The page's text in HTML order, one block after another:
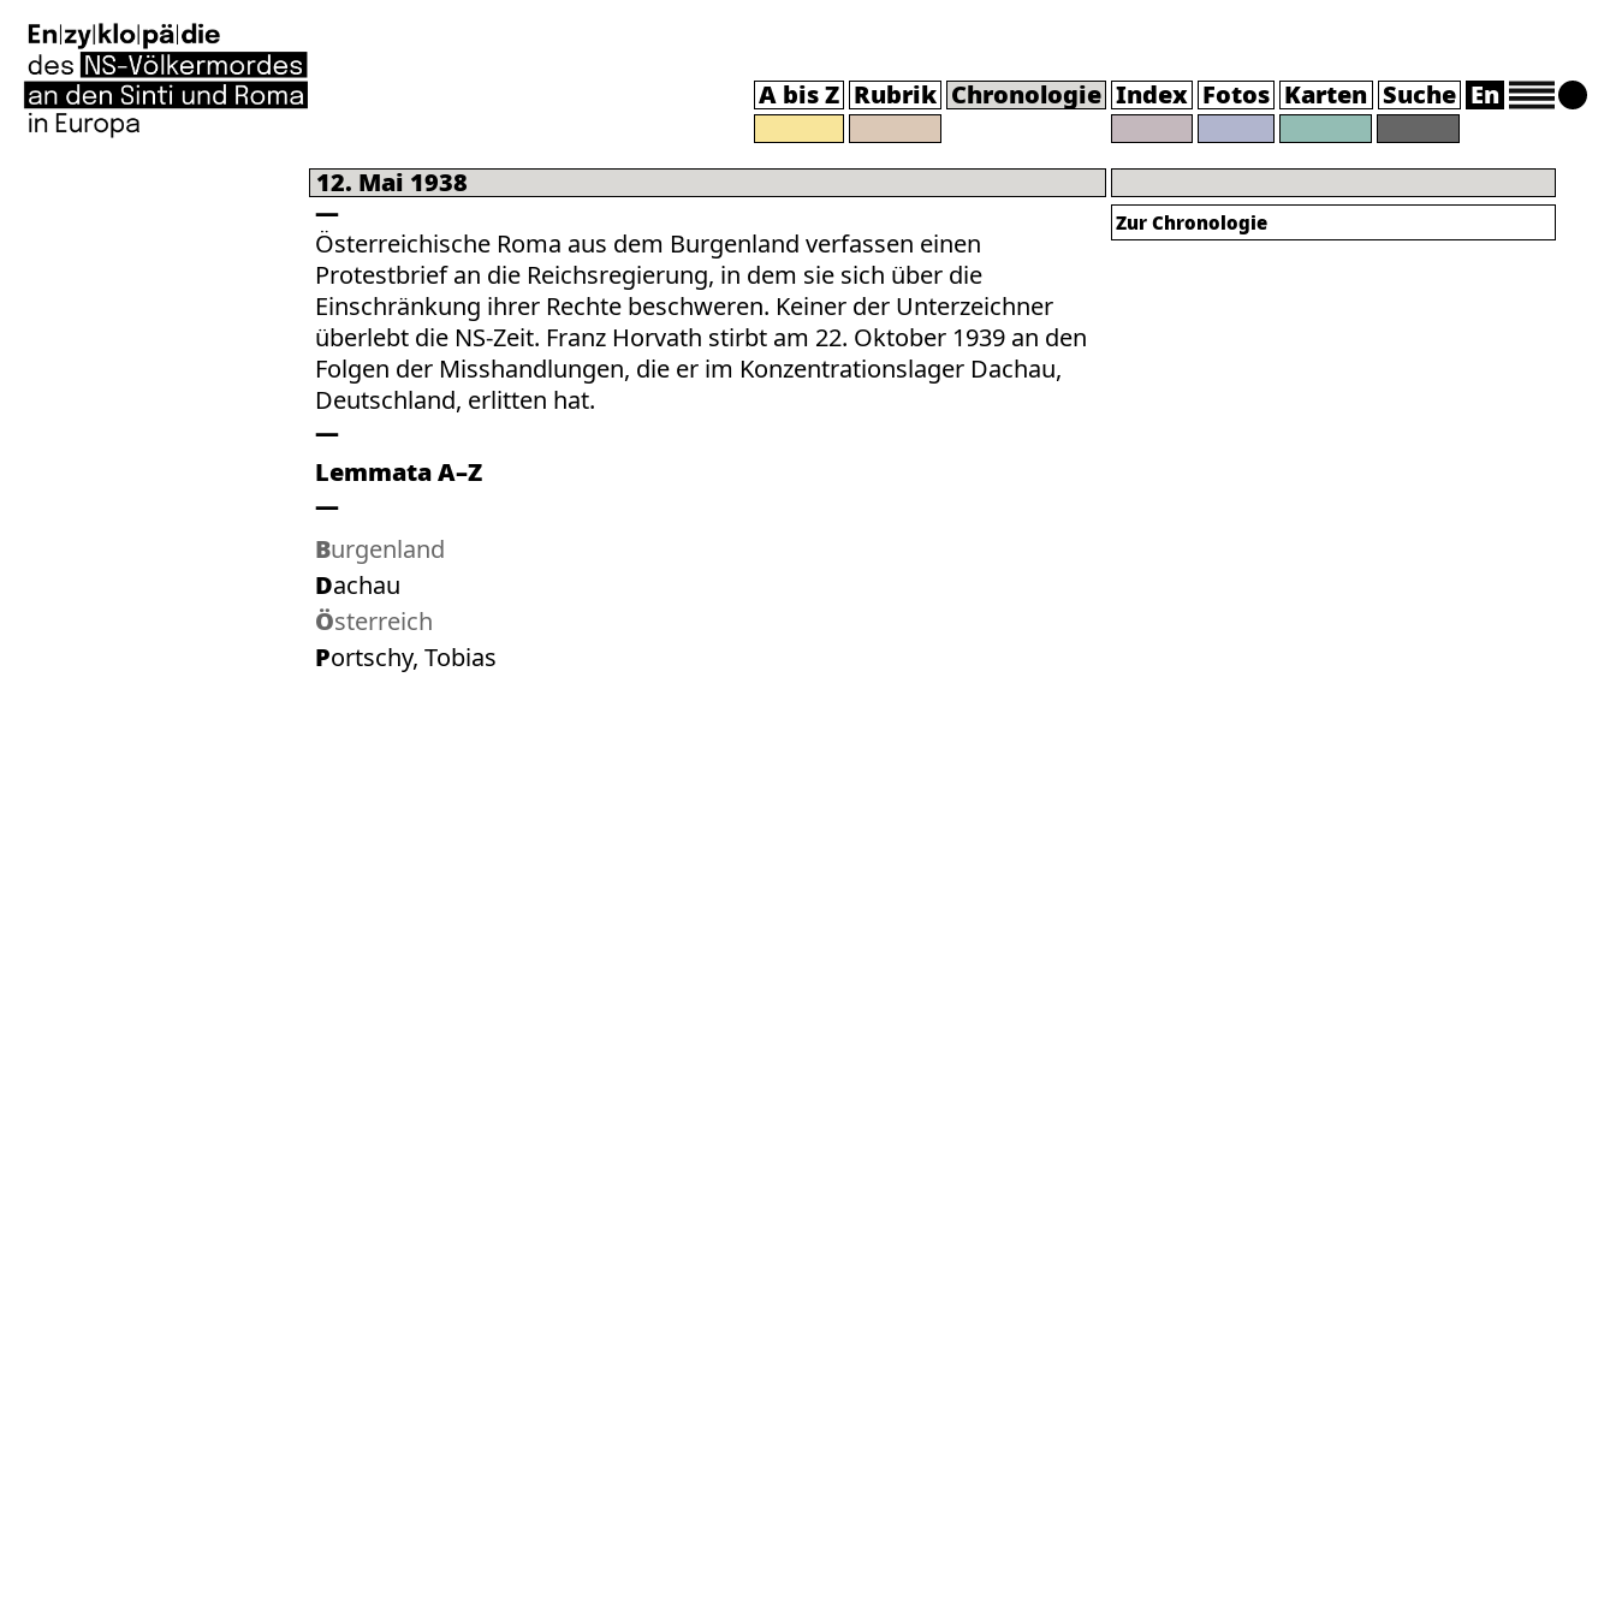
A bis Z Rubrik Chronologie Index Fotos Karten Suche En
12. Mai 1938
Österreichische Roma aus dem Burgenland verfassen einen
Protestbrief an die Reichsregierung, in dem sie sich über die
Einschränkung ihrer Rechte beschweren. Keiner der Unterzeichner
überlebt die NS-Zeit. Franz Horvath stirbt am 22. Oktober 1939 an den
Folgen der Misshandlungen, die er im Konzentrationslager Dachau,
Deutschland, erlitten hat.
Lemmata A–Z
Burgenland
Dachau
Österreich
Portschy, Tobias
Zur Chronologie